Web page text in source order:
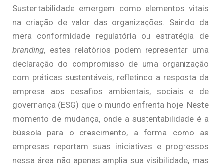
Sustentabilidade emergem como elementos vitais
na criação de valor das organizações. Saindo da
mera conformidade regulatória ou estratégia de
branding, estes relatórios podem representar uma
declaração do compromisso de uma organização
com práticas sustentáveis, refletindo a resposta da
empresa aos desafios ambientais, sociais e de
governança (ESG) que o mundo enfrenta hoje. Neste
momento de mudança, onde a sustentabilidade é a
bússola para o crescimento, a forma como as
empresas reportam suas iniciativas e progressos
nessa área não apenas amplia sua visibilidade, mas